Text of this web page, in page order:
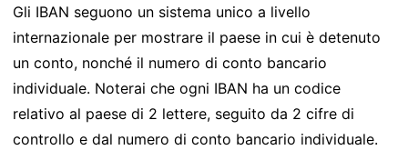
Gli IBAN seguono un sistema unico a livello
internazionale per mostrare il paese in cui è detenuto
un conto, nonché il numero di conto bancario
individuale. Noterai che ogni IBAN ha un codice
relativo al paese di 2 lettere, seguito da 2 cifre di
controllo e dal numero di conto bancario individuale.